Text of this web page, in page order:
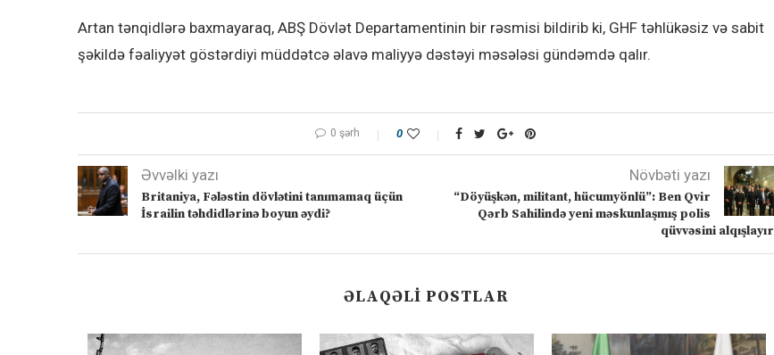
Artan tənqidlərə baxmayaraq, ABŞ Dövlət Departamentinin bir rəsmisi bildirib ki, GHF təhlükəsiz və sabit
şəkildə fəaliyyət göstərdiyi müddətcə əlavə maliyyə dəstəyi məsələsi gündəmdə qalır.
0 şərh 0
Əvvəlki yazı
Britaniya, Fələstin dövlətini tanımamaq üçün
İsrailin təhdidlərinə boyun əydi?
Növbəti yazı
“Döyüşkən, militant, hücumyönlü”: Ben Qvir
Qərb Sahilində yeni məskunlaşmış polis
qüvvəsini alqışlayır
ƏLAQƏLI POSTLAR